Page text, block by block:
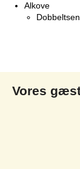
Alkove
Vores